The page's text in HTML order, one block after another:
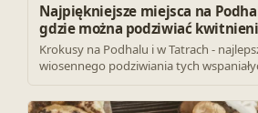
Najpiękniejsze miejsca na
gdzie można podziwiać
Krokusy na Podhalu i w Tatrach -
wiosennego podziwiania tych